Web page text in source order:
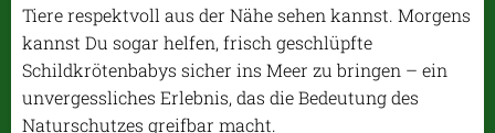
Tiere respektvoll aus der Nähe sehen kannst. Morgens
kannst Du sogar helfen, frisch geschlüpfte
Schildkrötenbabys sicher ins Meer zu bringen – ein
unvergessliches Erlebnis, das die Bedeutung des
Naturschutzes greifbar macht.